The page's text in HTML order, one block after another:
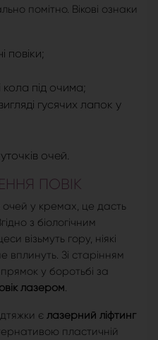
помітно. Вікові ознаки
повіки;
під очима;
гусячих лапок у
очей.
ПОВІК
у кремах, це дасть
з біологічним
візьмуть гору, ніякі
вплинуть. Зі старінням
у боротьбі за
лазером.
є лазерний ліфтинг
пластичній